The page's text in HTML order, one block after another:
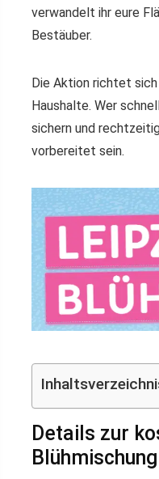
verwandelt ihr eure
Bestäuber.
Die Aktion richtet
Haushalte. Wer
sichern und
vorbereitet sein.
Details zur